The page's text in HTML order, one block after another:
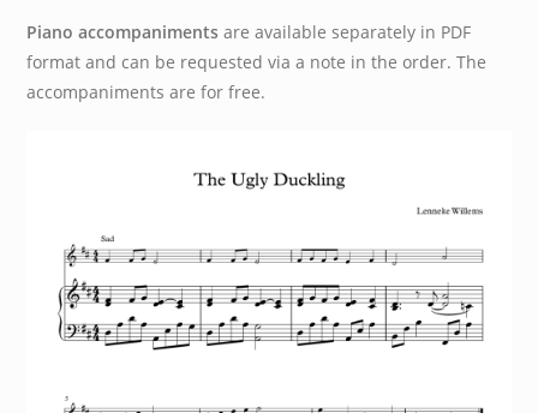
Piano accompaniments are available separately in PDF
format and can be requested via a note in the order. The
accompaniments are for free.